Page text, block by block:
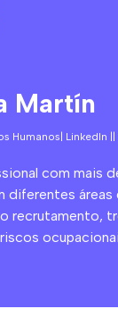
Martín
Humanos| LinkedIn ||
com mais
diferentes áreas
recrutamento,